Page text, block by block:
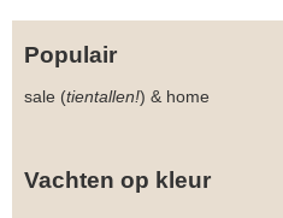
Populair
sale (tientallen!) & home
Vachten op kleur